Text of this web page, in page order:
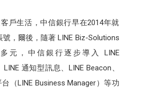
戶生活，中信銀行早在2014年就
號，爾後，隨著 LINE Biz-Solutions
元，中信銀行逐步導入 LINE
通知型訊息、LINE Beacon、
（LINE Business Manager）等功